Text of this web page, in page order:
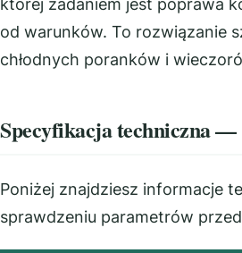
której zadaniem jest poprawa
od warunków. To rozwiązanie
chłodnych poranków i
Specyfikacja techniczna —
Poniżej znajdziesz informacje
sprawdzeniu parametrów